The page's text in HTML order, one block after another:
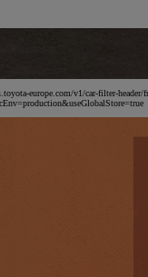
europe.com/v1/car-filter-header/